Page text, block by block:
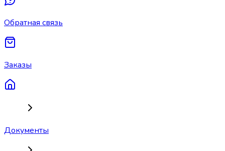
Обратная связь
Заказы
Документы